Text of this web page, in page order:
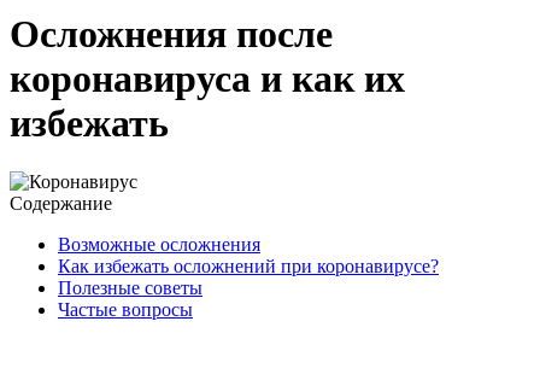
Осложнения после
коронавируса и как их
избежать
Содержание
Возможные осложнения
Как избежать осложнений при коронавирусе?
Полезные советы
Частые вопросы